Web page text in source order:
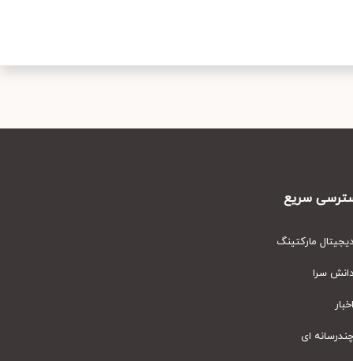
سریع
مارکتینگ
سرا
ای